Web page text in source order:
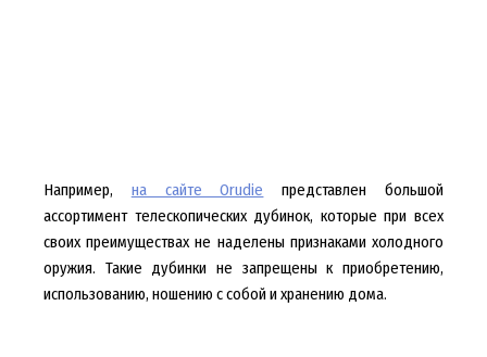
Например, на сайте Orudie представлен большой
ассортимент телескопических дубинок, которые при всех
своих преимуществах не наделены признаками холодного
оружия. Такие дубинки не запрещены к приобретению,
использованию, ношению с собой и хранению дома.